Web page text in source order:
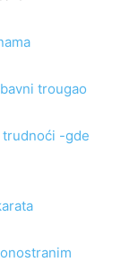
trougao
trudnoći -gde